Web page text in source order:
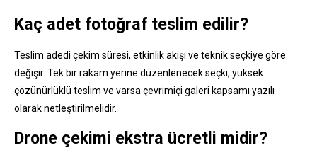
Kaç adet fotoğraf teslim edilir?
Teslim adedi çekim süresi, etkinlik akışı ve teknik seçkiye göre
değişir. Tek bir rakam yerine düzenlenecek seçki, yüksek
çözünürlüklü teslim ve varsa çevrimiçi galeri kapsamı yazılı
olarak netleştirilmelidir.
Drone çekimi ekstra ücretli midir?